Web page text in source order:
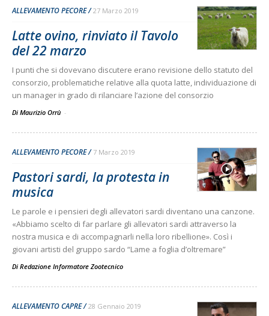
ALLEVAMENTO PECORE 27 Marzo 2019
Latte ovino, rinviato il Tavolo
del 22 marzo
I punti che si dovevano discutere erano revisione dello statuto del
consorzio, problematiche relative alla quota latte, individuazione di
un manager in grado di rilanciare l’azione del consorzio
Di Maurizio Orrù -
ALLEVAMENTO PECORE 7 Marzo 2019
Pastori sardi, la protesta in
musica
Le parole e i pensieri degli allevatori sardi diventano una canzone.
«Abbiamo scelto di far parlare gli allevatori sardi attraverso la
nostra musica e di accompagnarli nella loro ribellione». Così i
giovani artisti del gruppo sardo “Lame a foglia d’oltremare”
Di Redazione Informatore Zootecnico
ALLEVAMENTO CAPRE 28 Gennaio 2019